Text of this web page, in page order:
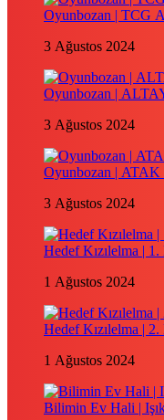
Oyunbozan | TCG
3 Ağustos 2024
Oyunbozan |
3 Ağustos 2024
Oyunbozan | ATAK
3 Ağustos 2024
Hedef Kızılelma |
1 Ağustos 2024
Hedef Kızılelma |
1 Ağustos 2024
Bilimin Ev Hali |